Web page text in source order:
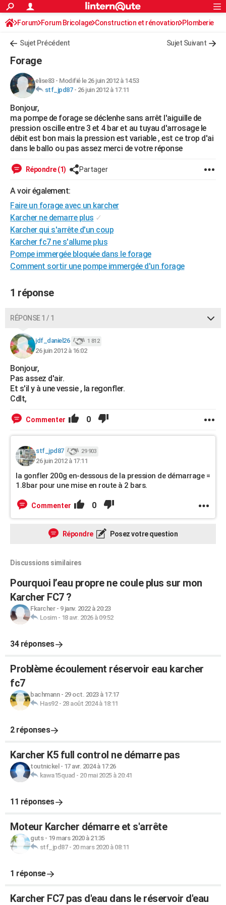
ACTUALITÉS
Politique
Société
Faits Divers
Education
Monde
Villes
+
FINANCE
Retraite
Impôts
Epargne
Immobilier
Risques naturels par ville
Banque
Assurance
Crédit
AUTO
Essais
Réserver un essai
Citadines
Berlines
SUV
Forum auto
+HIGH-TECH
Mobiles
Meilleur smartphone
Internet
Ordinateurs
Jeux vidéo
Guide high-tech
+BRICOLAGE
Forum
Aménagement intérieur
Extérieur
Cuisine
Salle de bains
Jardinage
Rangement
Guides de France
Escapades
Patrimoine
Expositions
Musées
Week-end nature
Art de vivre
Bien-être
Loisirs
Mode
Modes de vie
Alimentation
Guide de la santé
Maladies
Médicaments
Sommeil
VOYAGE
Destinations
Voyage nature
Voyage de noces
PHOTO
GUIDES D'ACHAT
CARTE DE VOEUX
Carte de Noël
Carte Bonne année
Carte Saint-Valentin
Carte Pâques
Carte d'anniversaire
DICTIONNAIRE
Dictionnaire
Biographies
Citations
Expressions
Proverbes
PROGRAMME TV
S'inscrire
Se connecter
Lycées
Collèges
Primaires
Universités
Entreprises
Service militaire
Avis de recherche
AVIS DE DÉCÈS
FORUM
Bricolage
Lifestyle
Culture
Sport
Auto
Television
Voyage
Cinema
Rechercher
S'inscrire
Connexion
Forum Forum Bricolage Construction et rénovation Plomberie
Sujet Précédent Sujet Suivant
Forage
elise83- Modifié le 26 juin 2012 à 14:53
stf_jpd87- 26 juin 2012 à 17:11
Bonjour,
ma pompe de forage se déclenhe sans arrêt l'aiguille de
pression oscille entre 3 et 4 bar et au tuyau d'arrosage le
débit est bon mais la pression est variable , est ce trop d'ai
dans le ballo ou pas assez merci de votre réponse
Répondre (1) Partager
A voir également:
Faire un forage avec un karcher
Karcher ne demarre plus ✓
Karcher qui s'arrête d'un coup
Karcher fc7 ne s'allume plus
Pompe immergée bloquée dans le forage
Comment sortir une pompe immergée d'un forage
1 réponse
RÉPONSE 1 / 1
jdf_daniel26 1 812
26 juin 2012 à 16:02
Bonjour,
Pas assez d'air.
Et s'il y à une vessie , la regonfler.
Cdlt,
Commenter 0
stf_jpd87 29 903
26 juin 2012 à 17:11
la gonfler 200g en-dessous de la pression de démarrage =
1.8bar pour une mise en route à 2 bars.
Commenter 0
Répondre Posez votre question
Discussions similaires
Pourquoi l’eau propre ne coule plus sur mon
Karcher FC7 ?
Fkarcher- 9 janv. 2022 à 20:23
Losim- 18 avr. 2026 à 09:52
34 réponses
Problème écoulement réservoir eau karcher
fc7
bachmann- 29 oct. 2023 à 17:17
Has92- 28 août 2024 à 18:11
2 réponses
Karcher K5 full control ne démarre pas
toutnickel - 17 avr. 2024 à 17:26
kawa15quad - 20 mai 2025 à 20:41
11 réponses
Moteur Karcher démarre et s'arrête
guts- 19 mars 2020 à 21:35
stf_jpd87- 20 mars 2020 à 08:11
1 réponse
Karcher FC7 pas d'eau dans le réservoir d'eau